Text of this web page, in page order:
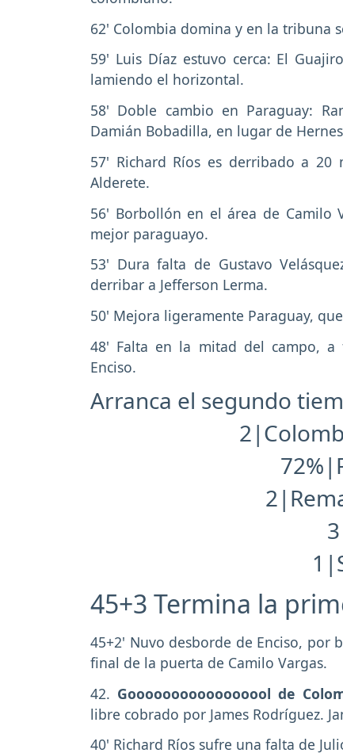
62' Colombia domina y en la tribuna
59' Luis Díaz estuvo cerca: El
lamiendo el horizontal.
58' Doble cambio en Paraguay:
Damián Bobadilla, en lugar de
57' Richard Ríos es derribado a
Alderete.
56' Borbollón en el área de Camilo
mejor paraguayo.
53' Dura falta de Gustavo
derribar a Jefferson Lerma.
50' Mejora ligeramente Paraguay,
48' Falta en la mitad del campo, a
Enciso.
Arranca el segundo
45+3 Termina la
45+2' Nuvo desborde de Enciso,
final de la puerta de Camilo Vargas.
42. Gooooooooooooooool de
libre cobrado por James Rodríguez.
40' Richard Ríos sufre una falta de